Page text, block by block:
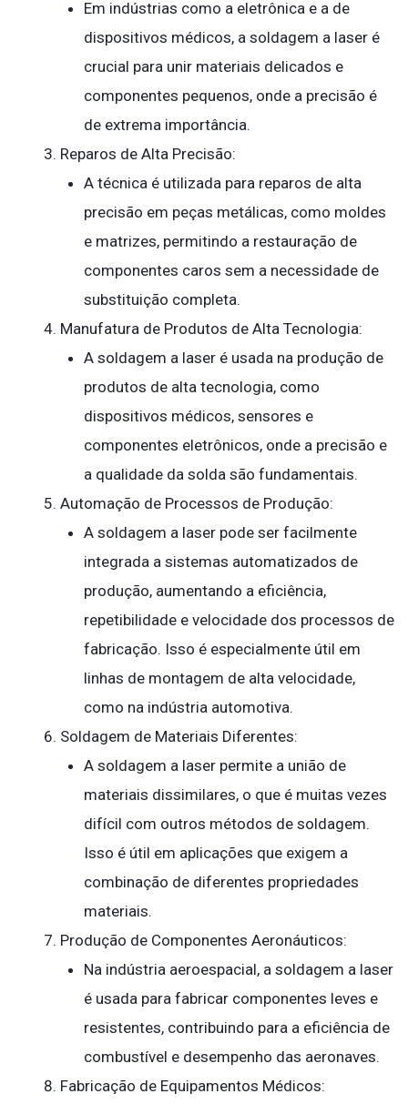
Em indústrias como a eletrônica e a de
dispositivos médicos, a soldagem a laser é
crucial para unir materiais delicados e
componentes pequenos, onde a precisão é
de extrema importância.
Reparos de Alta Precisão:
A técnica é utilizada para reparos de alta
precisão em peças metálicas, como moldes
e matrizes, permitindo a restauração de
componentes caros sem a necessidade de
substituição completa.
Manufatura de Produtos de Alta Tecnologia:
A soldagem a laser é usada na produção de
produtos de alta tecnologia, como
dispositivos médicos, sensores e
componentes eletrônicos, onde a precisão e
a qualidade da solda são fundamentais.
Automação de Processos de Produção:
A soldagem a laser pode ser facilmente
integrada a sistemas automatizados de
produção, aumentando a eficiência,
repetibilidade e velocidade dos processos de
fabricação. Isso é especialmente útil em
linhas de montagem de alta velocidade,
como na indústria automotiva.
Soldagem de Materiais Diferentes:
A soldagem a laser permite a união de
materiais dissimilares, o que é muitas vezes
difícil com outros métodos de soldagem.
Isso é útil em aplicações que exigem a
combinação de diferentes propriedades
materiais.
Produção de Componentes Aeronáuticos:
Na indústria aeroespacial, a soldagem a laser
é usada para fabricar componentes leves e
resistentes, contribuindo para a eficiência de
combustível e desempenho das aeronaves.
Fabricação de Equipamentos Médicos: